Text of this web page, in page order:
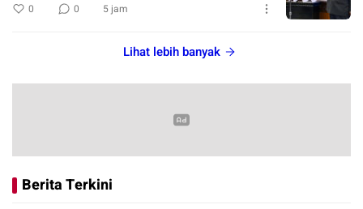
0 0 5 jam
Lihat lebih banyak
Berita Terkini